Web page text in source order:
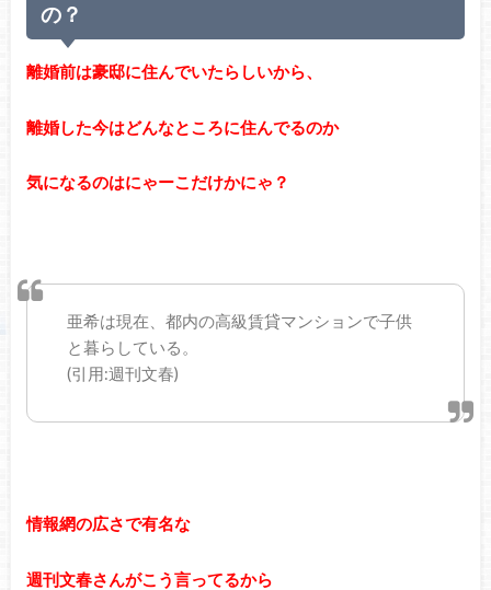
の？
離婚前は豪邸に住んでいたらしいから、
離婚した今はどんなところに住んでるのか
気になるのはにゃーこだけかにゃ？
亜希は現在、都内の高級賃貸マンションで子供
と暮らしている。
(引用:週刊文春)
情報網の広さで有名な
週刊文春さんがこう言ってるから